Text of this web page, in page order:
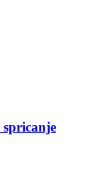
spricanje